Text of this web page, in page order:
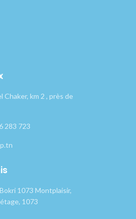
Chaker, km 2 , près de
283 723
1073 Montplaisir,
1073